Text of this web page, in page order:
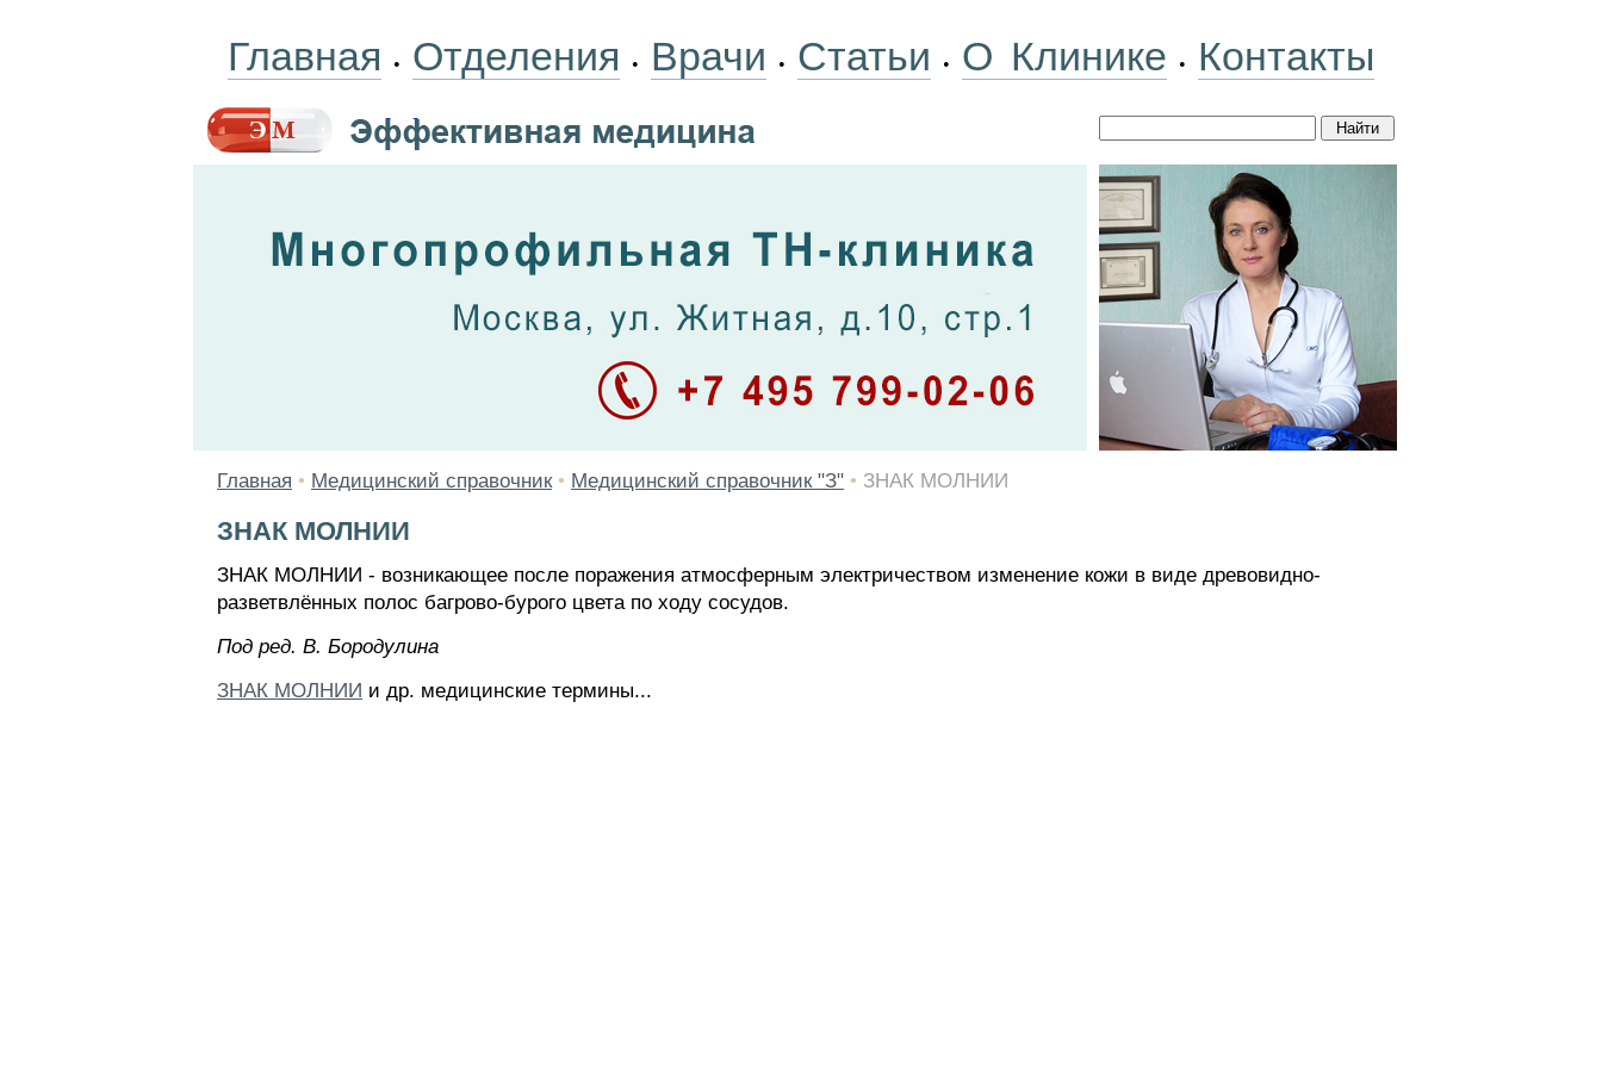
Главная • Отделения • Врачи • Статьи • О Клинике • Контакты
Главная • Медицинский справочник • Медицинский справочник "З" • ЗНАК МОЛНИИ
ЗНАК МОЛНИИ
ЗНАК МОЛНИИ - возникающее после поражения атмосферным электричеством изменение кожи в виде древовидно-
разветвлённых полос багрово-бурого цвета по ходу сосудов.
Пoд peд. B. Бopoдyлинa
ЗНАК МОЛНИИ и др. медицинские термины...